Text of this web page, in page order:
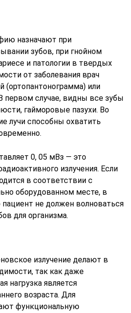
назначают при
зубов, при гнойном
и патологии в твердых
от заболевания врач
(ортопантонограмма) или
первом случае, видны все зубы
гайморовые пазухи. Во
лучи способны охватить
0, 05 мВз — это
излучения. Если
в соответствии с
оборудованном месте, в
не должен волноваться
для организма.
излучение делают в
так как даже
нагрузка является
возраста. Для
функциональную